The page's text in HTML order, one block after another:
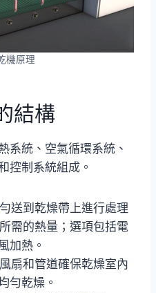
機原理
結構
系統、空氣循環系統、
控制系統組成。
送到乾燥帶上進行處理
需的熱量；選項包括電
加熱。
扇和管道確保乾燥室內
勻乾燥。